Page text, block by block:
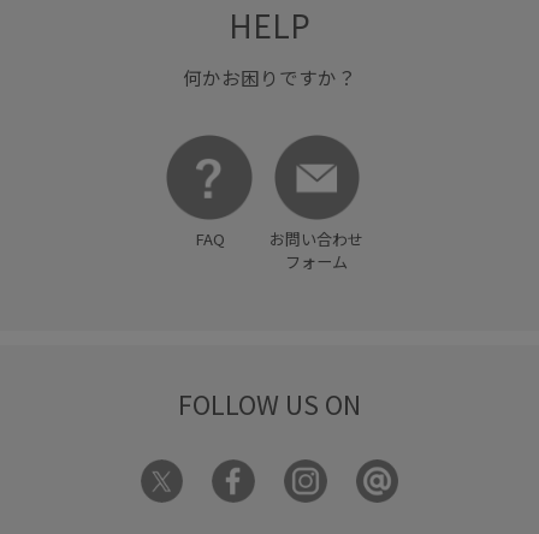
HELP
何かお困りですか？
FAQ
お問い合わせ
フォーム
FOLLOW US ON